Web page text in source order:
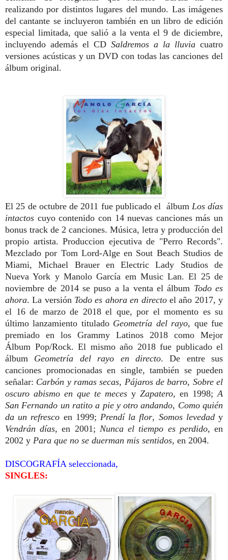
realizando por distintos lugares del mundo. Las imágenes
del cantante se incluyeron también en un libro de edición
especial limitada, que salió a la venta el 9 de diciembre,
incluyendo además el CD Saldremos a la lluvia cuatro
versiones acústicas y un DVD con todas las canciones del
álbum original.
El 25 de octubre de 2011 fue publicado el álbum Los días
intactos cuyo contenido con 14 nuevas canciones más un
bonus track de 2 canciones. Música, letra y producción del
propio artista. Produccion ejecutiva de "Perro Records".
Mezclado por Tom Lord-Alge en Sout Beach Studios de
Miami, Michael Brauer en Electric Lady Studios de
Nueva York y Manolo García em Music Lan. El 25 de
noviembre de 2014 se puso a la venta el álbum Todo es
ahora. La versión Todo es ahora en directoel año 2017, y
el 16 de marzo de 2018 el que, por el momento es su
último lanzamiento titulado Geometría del rayo, que fue
premiado en los Grammy Latinos 2018 como Mejor
Álbum Pop/Rock. El mismo año 2018 fue publicado el
álbum Geometría del rayo en directo. De entre sus
canciones promocionadas en single, también se pueden
señalar: Carbón y ramas secas, Pájaros de barro, Sobre el
oscuro abismo en que te meces y Zapatero, en 1998; A
San Fernando un ratito a pie y otro andando, Como quién
da un refresco en 1999; Prendí la flor, Somos levedady
Vendrán días, en 2001; Nunca el tiempo es perdido, en
2002 y Para que no se duerman mis sentidos, en 2004.
DISCOGRAFÍA seleccionada,
SINGLES: